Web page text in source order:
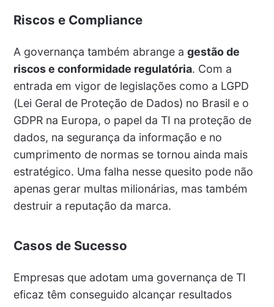
Riscos e Compliance
A governança também abrange a gestão de
riscos e conformidade regulatória. Com a
entrada em vigor de legislações como a LGPD
(Lei Geral de Proteção de Dados) no Brasil e o
GDPR na Europa, o papel da TI na proteção de
dados, na segurança da informação e no
cumprimento de normas se tornou ainda mais
estratégico. Uma falha nesse quesito pode não
apenas gerar multas milionárias, mas também
destruir a reputação da marca.
Casos de Sucesso
Empresas que adotam uma governança de TI
eficaz têm conseguido alcançar resultados